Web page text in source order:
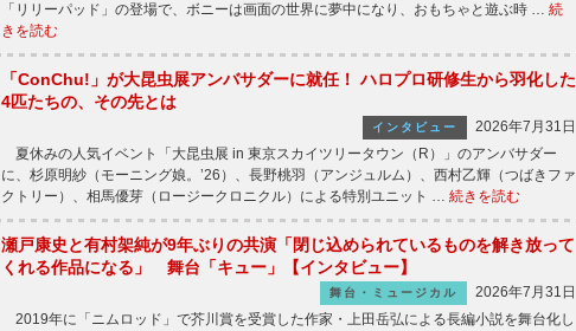
「リリーパッド」の登場で、ボニーは画面の世界に夢中になり、おもちゃと遊ぶ時 … 続
きを読む
「ConChu!」が大昆虫展アンバサダーに就任！ ハロプロ研修生から羽化した
4匹たちの、その先とは
インタビュー
2026年7月31日
夏休みの人気イベント「大昆虫展 in 東京スカイツリータウン（R）」のアンバサダー
に、杉原明紗（モーニング娘。’26）、長野桃羽（アンジュルム）、西村乙輝（つばきファ
クトリー）、相馬優芽（ロージークロニクル）による特別ユニット … 続きを読む
瀬戸康史と有村架純が9年ぶりの共演「閉じ込められているものを解き放って
くれる作品になる」 舞台「キュー」【インタビュー】
舞台・ミュージカル
2026年7月31日
2019年に「ニムロッド」で芥川賞を受賞した作家・上田岳弘による長編小説を舞台化し